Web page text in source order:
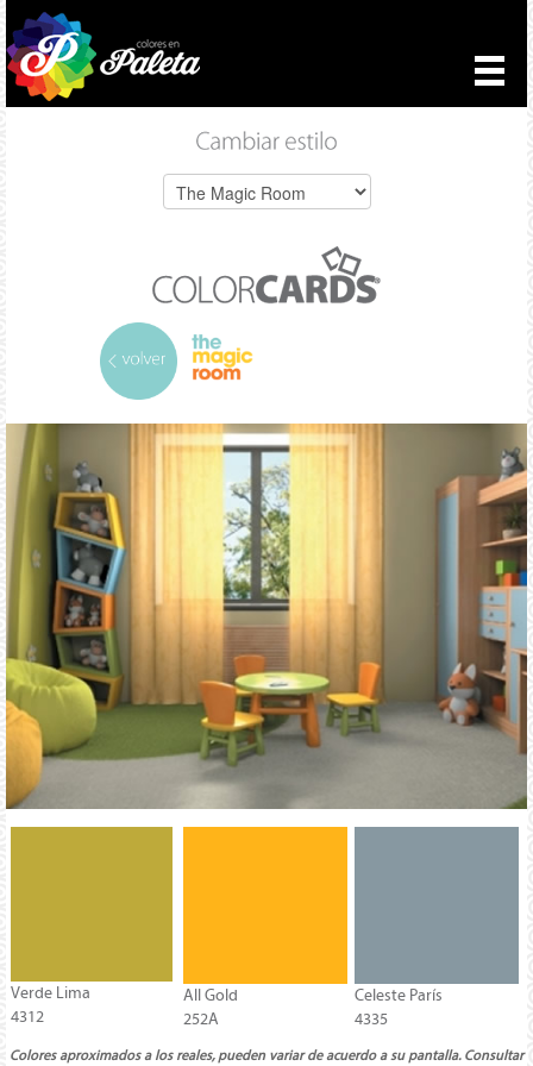
Verde Lima
4312
All Gold
252A
Celeste París
4335
Colores aproximados a los reales, pueden variar de acuerdo a su pantalla. Consultar